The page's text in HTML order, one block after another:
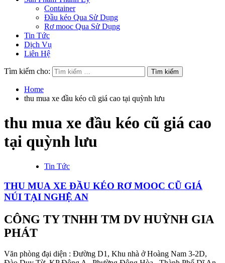
Container
Đầu kéo Qua Sử Dụng
Rơ mooc Qua Sử Dụng
Tin Tức
Dịch Vụ
Liên Hệ
Tìm kiếm cho:
Home
thu mua xe đầu kéo cũ giá cao tại quỳnh lưu
thu mua xe đầu kéo cũ giá cao
tại quỳnh lưu
Tin Tức
THU MUA XE ĐẦU KÉO RƠ MOOC CŨ GIÁ
NÚI TẠI NGHỆ AN
CÔNG TY TNHH TM DV HUỲNH GIA
PHÁT
Văn phòng đại diện : Đường D1, Khu nhà ở Hoàng Nam 3-2D,